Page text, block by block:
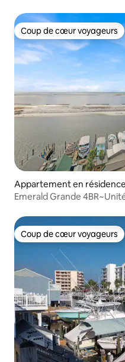
Coup de cœur voyageurs
Coup de cœur voyageurs
Appartement en résidence
Emerald Grande
Coup de cœur voyageurs
Coup de cœur voyageurs